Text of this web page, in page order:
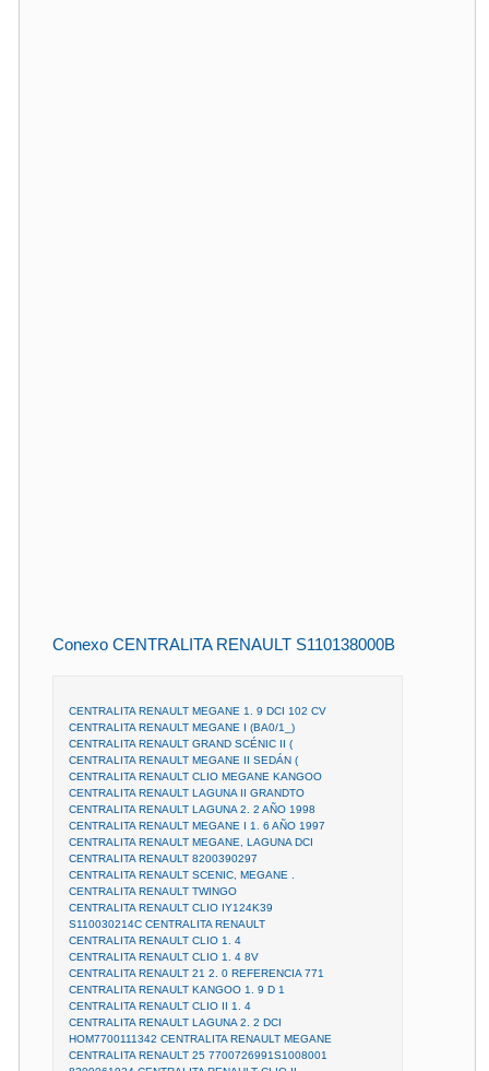
Conexo CENTRALITA RENAULT S110138000B
CENTRALITA RENAULT MEGANE 1. 9 DCI 102 CV
CENTRALITA RENAULT MEGANE I (BA0/1_)
CENTRALITA RENAULT GRAND SCÉNIC II (
CENTRALITA RENAULT MEGANE II SEDÁN (
CENTRALITA RENAULT CLIO MEGANE KANGOO
CENTRALITA RENAULT LAGUNA II GRANDTO
CENTRALITA RENAULT LAGUNA 2. 2 AÑO 1998
CENTRALITA RENAULT MEGANE I 1. 6 AÑO 1997
CENTRALITA RENAULT MEGANE, LAGUNA DCI
CENTRALITA RENAULT 8200390297
CENTRALITA RENAULT SCENIC, MEGANE .
CENTRALITA RENAULT TWINGO
CENTRALITA RENAULT CLIO IY124K39
S110030214C CENTRALITA RENAULT
CENTRALITA RENAULT CLIO 1. 4
CENTRALITA RENAULT CLIO 1. 4 8V
CENTRALITA RENAULT 21 2. 0 REFERENCIA 771
CENTRALITA RENAULT KANGOO 1. 9 D 1
CENTRALITA RENAULT CLIO II 1. 4
CENTRALITA RENAULT LAGUNA 2. 2 DCI
HOM7700111342 CENTRALITA RENAULT MEGANE
CENTRALITA RENAULT 25 7700726991S1008001